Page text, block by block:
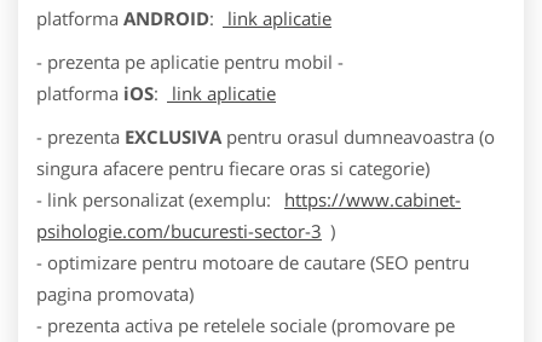
platforma ANDROID:
link aplicatie
- prezenta pe aplicatie pentru mobil -
platforma iOS:
link aplicatie
- prezenta EXCLUSIVA pentru orasul dumneavoastra (o
singura afacere pentru fiecare oras si categorie)
- link personalizat (exemplu:
https://www.cabinet-
psihologie.com/bucuresti-sector-3 )
- optimizare pentru motoare de cautare (SEO pentru
pagina promovata)
- prezenta activa pe retelele sociale (promovare pe